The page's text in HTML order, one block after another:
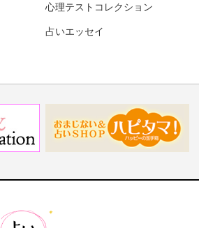
心理テストコレクション
占いエッセイ